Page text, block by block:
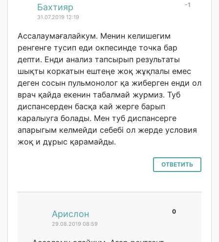
-1
Бахтияр
31.07.2019 12:19
Ассалаумағалайкум. Менин келишегим
ренгенге тусип еди окпесинде точка бар
депти. Енди анализ тапсырып результаты
шықты коркатын ештеңе жоқ жұқпалы емес
деген сосын пульмонолог қа жиберген енди ол
врач қайда екенин табалмай журмиз. Туб
диспансерден басқа кай жерге барып
каралыуга болады. Мен туб диспансерге
апарыгым келмейди себебі ол жерде условия
жоқ и дұрыс қарамайды.
ОТВЕТИТЬ
0
Арислон
29.08.2019 08:59